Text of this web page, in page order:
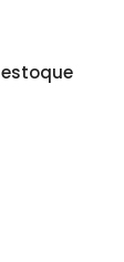
estoque